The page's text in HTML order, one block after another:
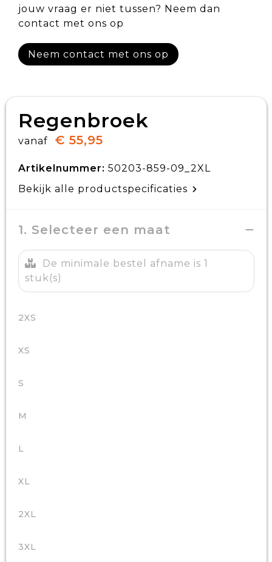
jouw vraag er niet tussen? Neem dan
contact met ons op
Neem contact met ons op
Regenbroek
vanaf € 55,95
Artikelnummer: 50203-859-09_2XL
Bekijk alle productspecificaties
1. Selecteer een maat
De minimale bestel afname is 1
stuk(s)
2XS
XS
S
M
L
XL
2XL
3XL